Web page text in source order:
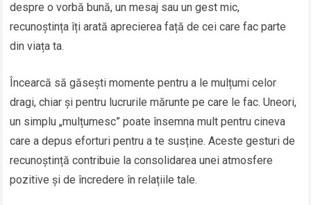
despre o vorbă bună, un mesaj sau un gest mic,
recunoștința îți arată aprecierea față de cei care fac parte
din viața ta.
Încearcă să găsești momente pentru a le mulțumi celor
dragi, chiar și pentru lucrurile mărunte pe care le fac. Uneori,
un simplu „mulțumesc” poate însemna mult pentru cineva
care a depus eforturi pentru a te susține. Aceste gesturi de
recunoștință contribuie la consolidarea unei atmosfere
pozitive și de încredere în relațiile tale.